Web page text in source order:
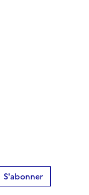
S'abonner